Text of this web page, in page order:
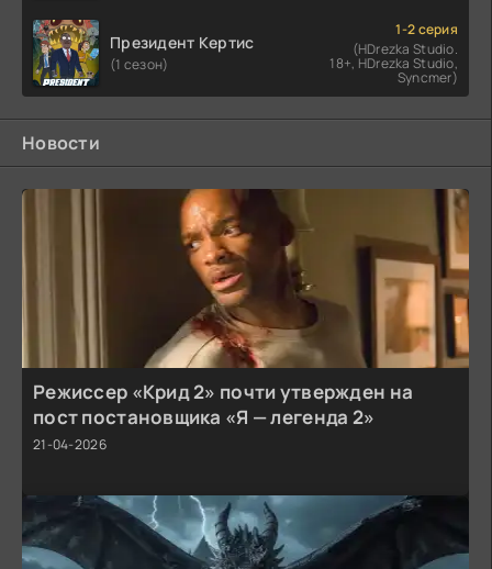
Президент Кертис
(1 сезон)
1-2 серия
(HDrezka Studio.
18+, HDrezka Studio,
Syncmer)
Новости
Режиссер «Крид 2» почти утвержден на
пост постановщика «Я — легенда 2»
21-04-2026